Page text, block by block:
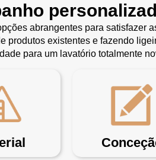
abrangentes para satisfazer
existentes e fazendo
para um lavatório totalmente